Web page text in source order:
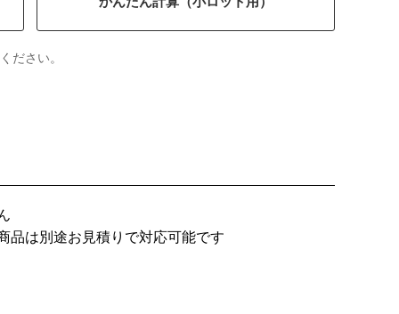
ださい。
品は別途お見積りで対応可能です